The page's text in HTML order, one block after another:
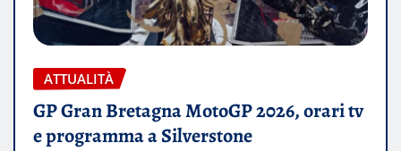
ATTUALITÀ
GP Gran Bretagna MotoGP 2026, orari tv
e programma a Silverstone